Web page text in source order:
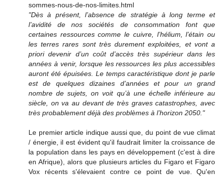
sommes-nous-de-nos-limites.html
"Dès à présent, l’absence de stratégie à long terme et
l’avidité de nos sociétés de consommation font que
certaines ressources comme le cuivre, l’hélium, l’étain ou
les terres rares sont très durement exploitées, et vont a
priori devenir d’un coût d’accès très supérieur dans les
années à venir, lorsque les ressources les plus accessibles
auront été épuisées. Le temps caractéristique dont je parle
est de quelques dizaines d’années et pour un grand
nombre de sujets, on voit qu’à une échelle inférieure au
siècle, on va au devant de très graves catastrophes, avec
très probablement déjà des problèmes à l’horizon 2050."
Le premier article indique aussi que, du point de vue climat
/ énergie, il est évident qu'il faudrait limiter la croissance de
la population dans les pays en développement (c'est à dire
en Afrique), alors que plusieurs articles du Figaro et Figaro
Vox récents s'élevaient contre ce point de vue. Qu'en